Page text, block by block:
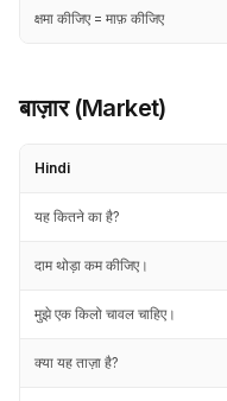
क्षमा कीजिए = माफ़ कीजिए
बाज़ार (Market)
Hindi
यह कितने का है?
दाम थोड़ा कम कीजिए।
मुझे एक किलो चावल चाहिए।
क्या यह ताज़ा है?